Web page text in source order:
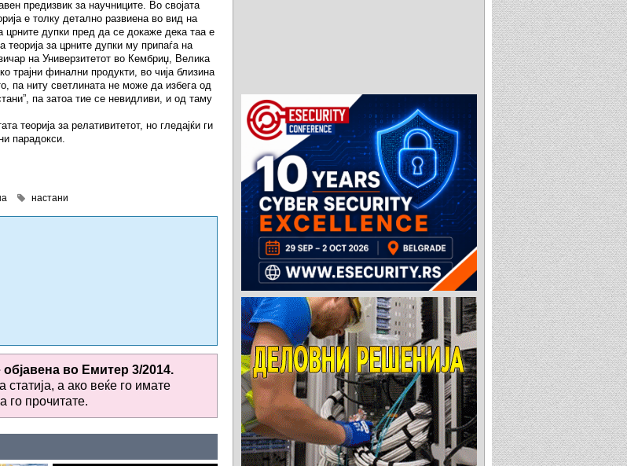
предизвик за научниците. Во својата
е толку детално развиена во вид на
црните дупки пред да се докаже дека таа е
теорија за црните дупки му припаѓа на
на Универзитетот во Кембриџ, Велика
трајни финални продукти, во чија близина
па ниту светлината не може да избега од
па затоа тие се невидливи, и од таму
теорија за релативитетот, но гледајќи ги
парадокси.
настани
објавена во Емитер 3/2014.
статија, а ако веќе го имате
го прочитате.